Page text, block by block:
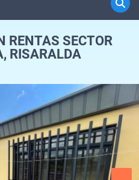
RENTAS SECTOR
RISARALDA